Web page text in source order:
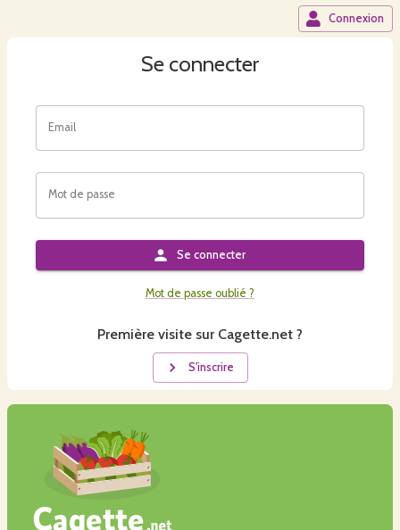
Connexion
Se connecter
Email
Mot de passe
Se connecter
Mot de passe oublié ?
Première visite sur Cagette.net ?
S'inscrire